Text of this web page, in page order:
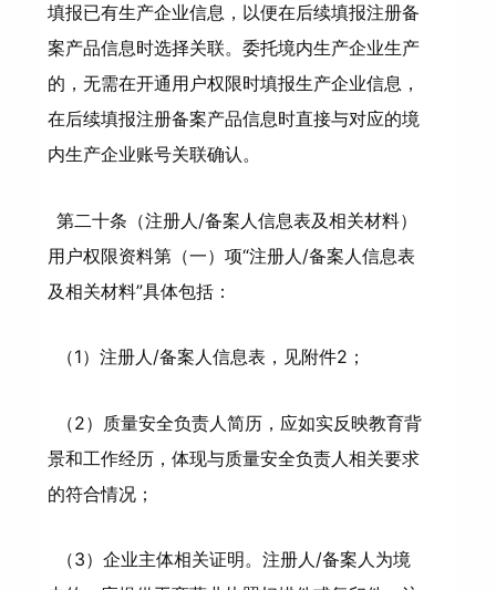
填报已有生产企业信息，以便在后续填报注册备
案产品信息时选择关联。委托境内生产企业生产
的，无需在开通用户权限时填报生产企业信息，
在后续填报注册备案产品信息时直接与对应的境
内生产企业账号关联确认。
第二十条（注册人/备案人信息表及相关材料）
用户权限资料第（一）项“注册人/备案人信息表
及相关材料”具体包括：
（1）注册人/备案人信息表，见附件2；
（2）质量安全负责人简历，应如实反映教育背
景和工作经历，体现与质量安全负责人相关要求
的符合情况；
（3）企业主体相关证明。注册人/备案人为境